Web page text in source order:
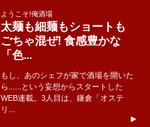
ようこそ!俺酒場
太麺も細麺もショートも
ごちゃ混ぜ! 食感豊かな
「色...
もし、あのシェフが家で酒場を開いた
ら......という妄想からスタートした
WEB連載。3人目は、鎌倉「オステ
リ...